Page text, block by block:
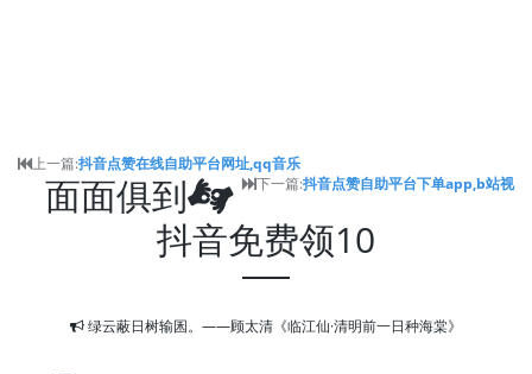
上一篇:抖音点赞在线自助平台网址,qq音乐
下一篇:抖音点赞自助平台下单app,b站视
面面俱到
抖音免费领10
绿云蔽日树输囷。——顾太清《临江仙·清明前一日种海棠》